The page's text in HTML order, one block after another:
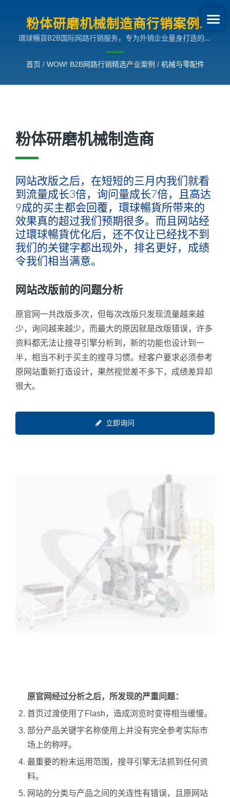
粉体研磨机械制造商行销案例|
B2B网路行销SEO成长案例
環球暢貨B2B国际网路行销服务，专为外销企业量身打造的多
首页 / WOW! B2B网路行销精选产业案例 / 机械与零配件
粉体研磨机械制造商
网站改版之后，在短短的三月内我们就看
到流量成长3倍，询问量成长7倍，且高达
9成的买主都会回覆，環球暢貨所带来的
效果真的超过我们预期很多。而且网站经
过環球暢貨优化后，还不仅让已经找不到
我们的关键字都出现外，排名更好，成绩
令我们相当满意。
网站改版前的问题分析
原官网一共改版多次，但每次改版只发现流量越来越
少，询问越来越少，而最大的原因就是改版错误，许多
资料都无法让搜寻引擎分析到，新的功能也设计到一
半，相当不利于买主的搜寻习惯。经客户要求必须参考
原网站重新打造设计，果然视觉差不多下，成绩差异却
很大。
立即询问
原官网经过分析之后，所发现的严重问题：
首页过渡使用了Flash，造成浏览时变得相当缓慢。
部分产品关键字名称使用上并没有完全参考实际市
场上的称呼。
最重要的粉末运用范围，搜寻引擎无法抓到任何资
料。
网站的分类与产品之间的关连性有错误，且原网站